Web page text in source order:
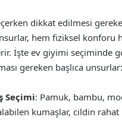
dikkat edilmesi
hem fiziksel konforu
İşte ev giyimi seçiminde
gereken başlıca unsurlar:
Seçimi: Pamuk, bambu,
kumaşlar, cildin